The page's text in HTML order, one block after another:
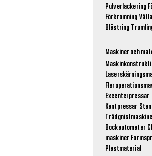
Pulverlackering
Förkromning
Blästring
Maskiner och
Excenterpressar
Kantpressar
Bockautomater
maskiner
Plastmaterial